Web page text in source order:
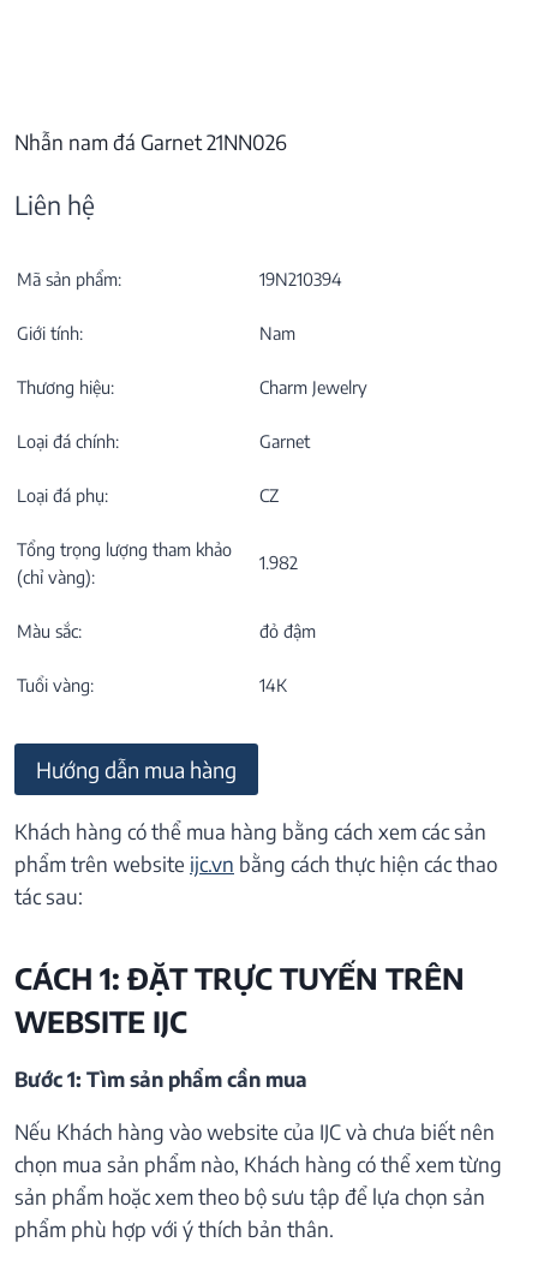
Nhẫn nam đá Garnet 21NN026
Liên hệ
Mã sản phẩm: 19N210394
Giới tính: Nam
Thương hiệu: Charm Jewelry
Loại đá chính: Garnet
Loại đá phụ: CZ
Tổng trọng lượng tham khảo
(chỉ vàng):
1.982
Màu sắc: đỏ đậm
Tuổi vàng: 14K
Hướng dẫn mua hàng
Khách hàng có thể mua hàng bằng cách xem các sản
phẩm trên website ijc.vn bằng cách thực hiện các thao
tác sau:
CÁCH 1: ĐẶT TRỰC TUYẾN TRÊN
WEBSITE IJC
Bước 1: Tìm sản phẩm cần mua
Nếu Khách hàng vào website của IJC và chưa biết nên
chọn mua sản phẩm nào, Khách hàng có thể xem từng
sản phẩm hoặc xem theo bộ sưu tập để lựa chọn sản
phẩm phù hợp với ý thích bản thân.